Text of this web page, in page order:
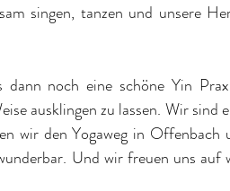
singen, tanzen und unsere
dann noch eine schöne Yin
ausklingen zu lassen. Wir sind
wir den Yogaweg in
Und wir freuen uns auf